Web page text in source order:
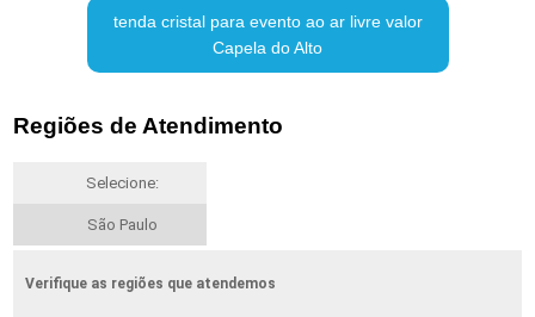
tenda cristal para evento ao ar livre valor
Capela do Alto
Regiões de Atendimento
Selecione:
São Paulo
Verifique as regiões que atendemos